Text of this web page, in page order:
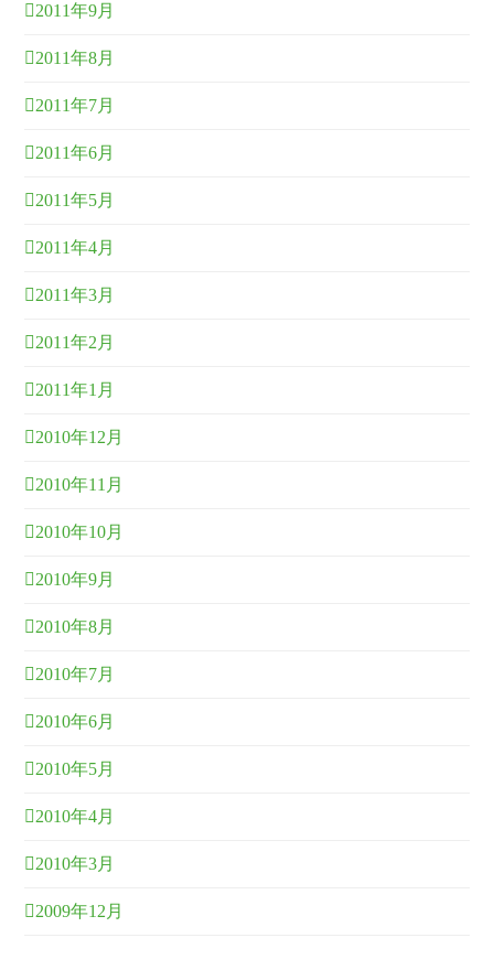
2011年9月
2011年8月
2011年7月
2011年6月
2011年5月
2011年4月
2011年3月
2011年2月
2011年1月
2010年12月
2010年11月
2010年10月
2010年9月
2010年8月
2010年7月
2010年6月
2010年5月
2010年4月
2010年3月
2009年12月